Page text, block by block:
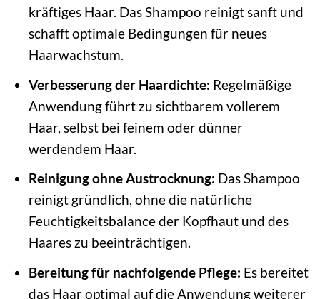
kräftiges Haar. Das Shampoo reinigt sanft und
schafft optimale Bedingungen für neues
Haarwachstum.
Verbesserung der Haardichte: Regelmäßige
Anwendung führt zu sichtbarem vollerem
Haar, selbst bei feinem oder dünner
werdendem Haar.
Reinigung ohne Austrocknung: Das Shampoo
reinigt gründlich, ohne die natürliche
Feuchtigkeitsbalance der Kopfhaut und des
Haares zu beeinträchtigen.
Bereitung für nachfolgende Pflege: Es bereitet
das Haar optimal auf die Anwendung weiterer